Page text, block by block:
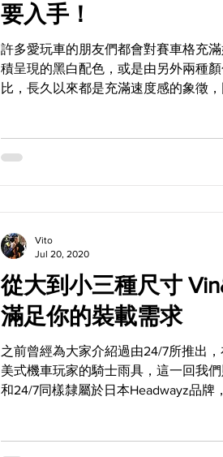
要入手！
許多愛玩車的朋友們都會對賽車格充
積呈現的黑白配色，或是由另外兩種
比，長久以來都是充滿速度感的象徵
從大到小三種尺寸 Vin&Age完全
滿足你的裝載需求
之前曾經為大家介紹過由24/7所推出
美式機車玩家的騎士雨具，這一回我
和24/7同樣隸屬於日本Headwayz品牌
Vito
Jul 20, 2020